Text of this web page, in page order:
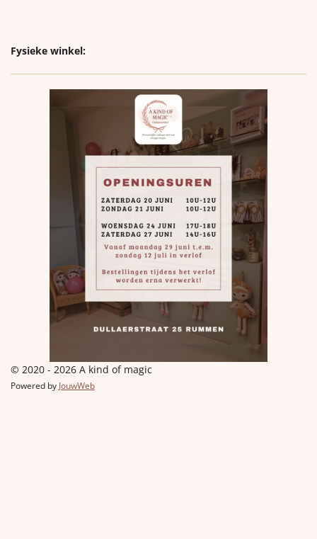
Fysieke winkel:
© 2020 - 2026 A kind of magic
Powered by JouwWeb